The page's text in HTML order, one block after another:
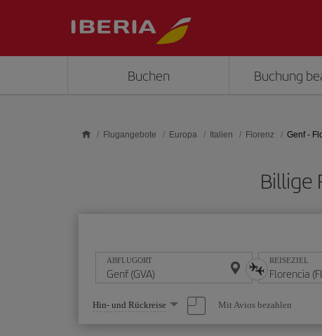
Buchen Buchung
Flugangebote Europa Italien Florenz Genf -
Billige
ABFLUGORT REISEZIEL
Wählen
Sie
eine
Hin- und Rückreise Mit Avios bezahlen